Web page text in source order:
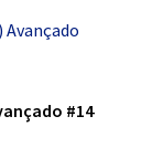
#14